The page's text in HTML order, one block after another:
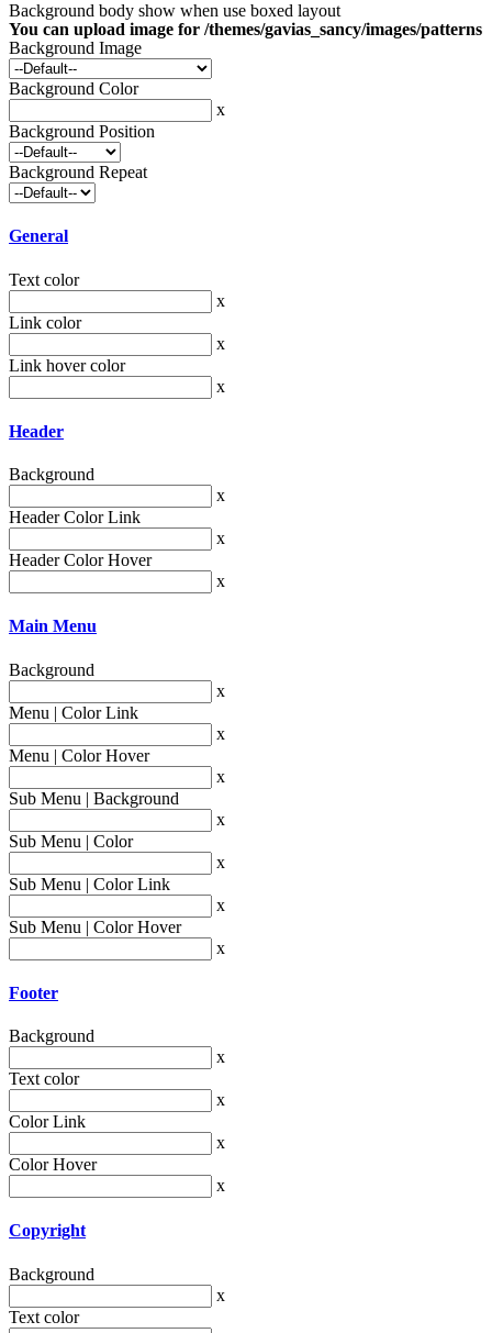
Background body show when use boxed layout
You can upload image for /themes/gavias_sancy/images/patterns
Background Image
Background Color
x
Background Position
Background Repeat
General
Text color
x
Link color
x
Link hover color
x
Header
Background
x
Header Color Link
x
Header Color Hover
x
Main Menu
Background
x
Menu | Color Link
x
Menu | Color Hover
x
Sub Menu | Background
x
Sub Menu | Color
x
Sub Menu | Color Link
x
Sub Menu | Color Hover
x
Footer
Background
x
Text color
x
Color Link
x
Color Hover
x
Copyright
Background
x
Text color